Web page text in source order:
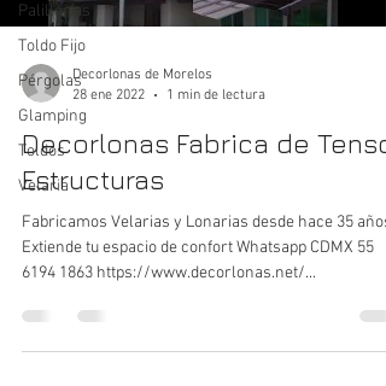
Palillerías
Toldo Fijo
Pérgolas
Glamping
Toldos
Velaria
Decorlonas de Morelos
28 ene 2022
1 min de lectura
Decorlonas Fabrica de Tenso
Estructuras
Fabricamos Velarias y Lonarias desde hace 35 años.
Extiende tu espacio de confort Whatsapp CDMX 55
6194 1863‬ https://www.decorlonas.net/...